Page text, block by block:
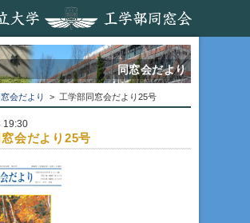
同窓会だより
窓会だより > 工学部同窓会だより25号
19:30
会だより25号